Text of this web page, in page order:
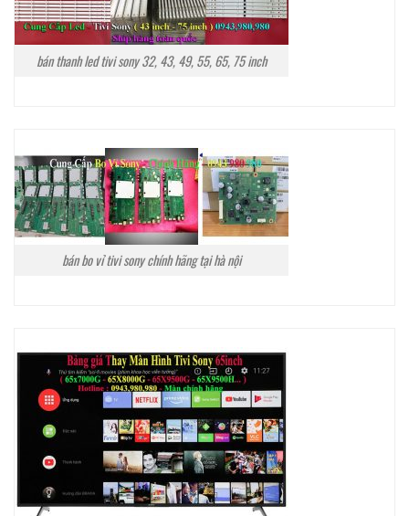
bán thanh led tivi sony 32, 43, 49, 55, 65, 75 inch
bán bo vỉ tivi sony chính hãng tại hà nội